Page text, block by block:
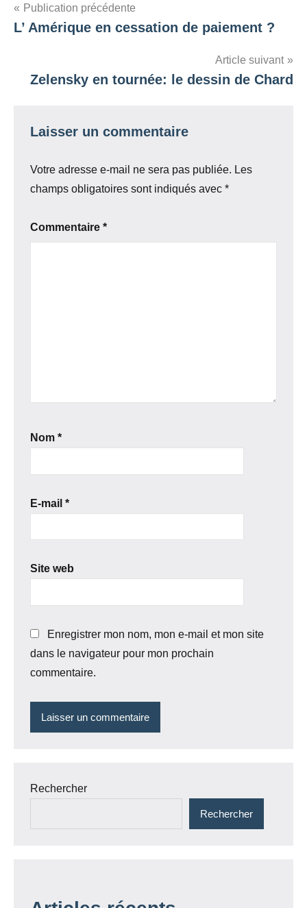
Navigation
de
Publication précédente
L’ Amérique en cessation de paiement ?
Article suivant
Zelensky en tournée: le dessin de Chard
Laisser un commentaire
Votre adresse e-mail ne sera pas publiée. Les
champs obligatoires sont indiqués avec *
Commentaire *
Nom *
E-mail *
Site web
Enregistrer mon nom, mon e-mail et mon site
dans le navigateur pour mon prochain
commentaire.
Rechercher
Rechercher